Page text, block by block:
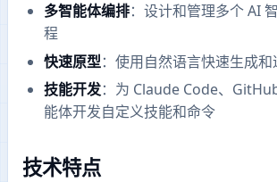
多智能体编排：设计和管理多个 AI
程
快速原型：使用自然语言快速生成
技能开发：为 Claude Code、
能体开发自定义技能和命令
技术特点